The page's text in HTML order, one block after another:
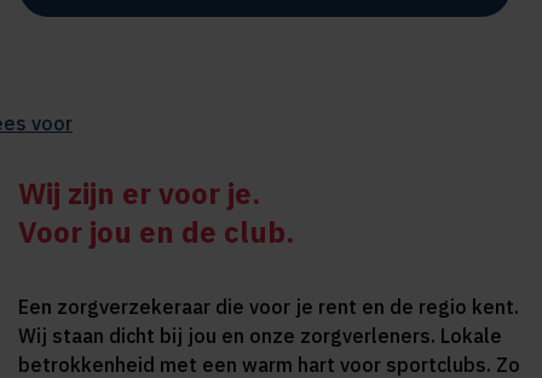
voor
Wij zijn er voor je.
Voor jou en de club.
Een zorgverzekeraar die voor je rent en de regio kent.
Wij staan dicht bij jou en onze zorgverleners. Lokale
betrokkenheid met een warm hart voor sportclubs. Zo